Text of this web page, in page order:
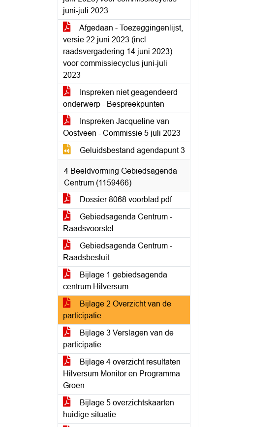
juni-juli 2023
Afgedaan - Toezeggingenlijst,
versie 22 juni 2023 (incl
raadsvergadering 14 juni 2023)
voor commissiecyclus juni-juli
2023
Inspreken niet geagendeerd
onderwerp - Bespreekpunten
Inspreken Jacqueline van
Oostveen - Commissie 5 juli 2023
Geluidsbestand agendapunt 3
4 Beeldvorming Gebiedsagenda
Centrum (1159466)
Dossier 8068 voorblad.pdf
Gebiedsagenda Centrum -
Raadsvoorstel
Gebiedsagenda Centrum -
Raadsbesluit
Bijlage 1 gebiedsagenda
centrum Hilversum
Bijlage 2 Overzicht van de
participatie
Bijlage 3 Verslagen van de
participatie
Bijlage 4 overzicht resultaten
Hilversum Monitor en Programma
Groen
Bijlage 5 overzichtskaarten
huidige situatie